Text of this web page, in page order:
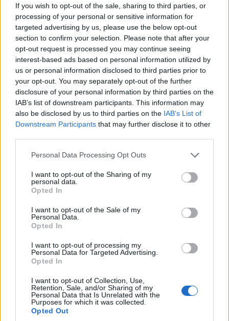
If you wish to opt-out of the sale, sharing to third parties, or
processing of your personal or sensitive information for
targeted advertising by us, please use the below opt-out
section to confirm your selection. Please note that after your
opt-out request is processed you may continue seeing
interest-based ads based on personal information utilized by
us or personal information disclosed to third parties prior to
your opt-out. You may separately opt-out of the further
disclosure of your personal information by third parties on the
IAB’s list of downstream participants. This information may
also be disclosed by us to third parties on the IAB’s List of
Downstream Participants that may further disclose it to other
Please note that this website/app uses one or more Google
not limited to your visit or usage behaviour. You may click to
grant or deny consent to Google and its third-party tags to
use your data for below specified purposes in below Google
consent section.
Personal Data Processing Opt Outs
I want to opt-out of the Sharing of my
personal data.
Opted In
I want to opt-out of the Sale of my
Personal Data.
Opted In
I want to opt-out of processing my
Personal Data for Targeted Advertising.
Opted In
I want to opt-out of Collection, Use,
Retention, Sale, and/or Sharing of my
Personal Data that Is Unrelated with the
Purposes for which it was collected.
Opted Out
ΑΘΛΗΤΙΣΜΟΣ
Παγκόσμιο πρωτάθλημα κωπηλασίας Κ19: Χρυσό
μετάλλιο ο Μουσελίμης
Παγκόσμιο πρωτάθλημα κωπηλασίας Κ19:
Χάλκινο για τη Μουρατίδου